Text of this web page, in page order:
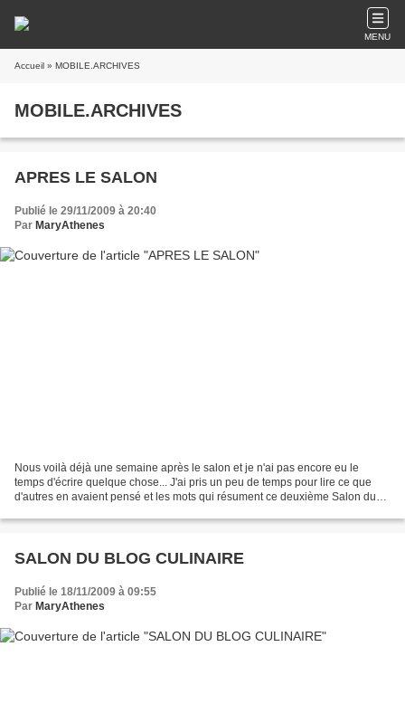
MENU
Accueil » MOBILE.ARCHIVES
MOBILE.ARCHIVES
APRES LE SALON
Publié le 29/11/2009 à 20:40
Par MaryAthenes
Nous voilà déjà une semaine après le salon et je n'ai pas encore eu le
temps d'écrire quelque chose... J'ai pris un peu de temps pour lire ce que
d'autres en avaient pensé et les mots qui résument ce deuxième Salon du
SALON DU BLOG CULINAIRE
Publié le 18/11/2009 à 09:55
Par MaryAthenes